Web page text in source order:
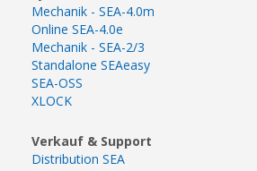
Mechanik - SEA-4.0m
Online SEA-4.0e
Mechanik - SEA-2/3
Standalone SEAeasy
SEA-OSS
XLOCK
Verkauf & Support
Distribution SEA